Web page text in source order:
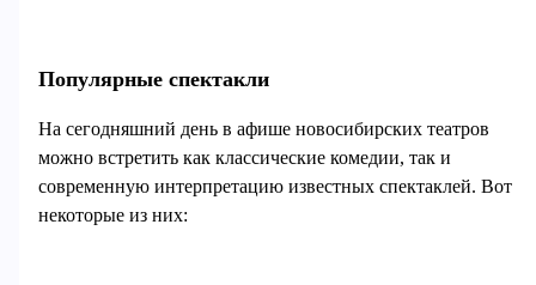
Популярные спектакли
На сегодняшний день в афише новосибирских театров
можно встретить как классические комедии, так и
современную интерпретацию известных спектаклей. Вот
некоторые из них: